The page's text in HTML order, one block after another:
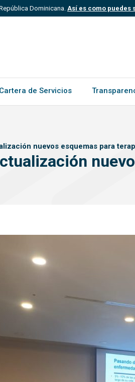
Dominicana. Así es como puedes
que pertenece a una organización oficial
Cartera de Servicios
nuevos esquemas para